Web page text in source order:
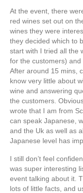
At the event, there
red wines set out on
wines they were
they decided which to
start with I tried all the
for the customers) and
After around 15 mins,
know very little about
wine and answering
the customers.
wrote that I am from
can speak Japanese,
and the Uk as well as
Japanese level has
I still don’t feel
was super interesting
event talking about it.
lots of little facts, and